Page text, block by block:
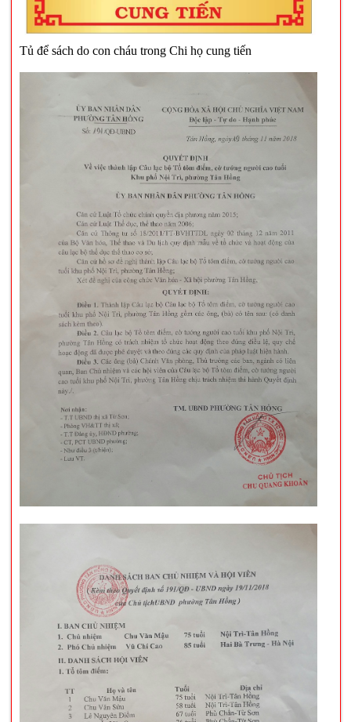
Tủ để sách do con cháu trong Chi họ cung tiến